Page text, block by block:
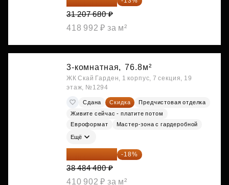
31 207 680 ₽
418 992 ₽ за м²
3-комнатная, 76.8м²
ЖК Скай Гарден, 1 корпус, 7 секция, 19
этаж, №1294
Сдана Скидка
Предчистовая отделка
Живите сейчас - платите потом
Евроформат
Мастер-зона с гардеробной
Ещё
31 557 274 ₽ -18%
38 484 480 ₽
410 902 ₽ за м²